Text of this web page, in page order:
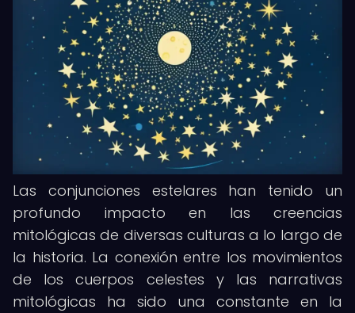
Las conjunciones estelares han tenido un
profundo impacto en las creencias
mitológicas de diversas culturas a lo largo de
la historia. La conexión entre los movimientos
de los cuerpos celestes y las narrativas
mitológicas ha sido una constante en la